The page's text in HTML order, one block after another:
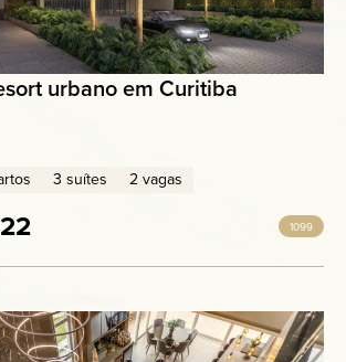
urbano em Curitiba
3 suítes 2 vagas
1099